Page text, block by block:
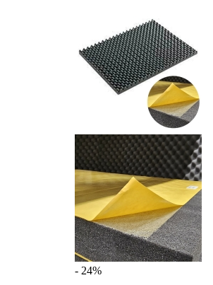
- 24%